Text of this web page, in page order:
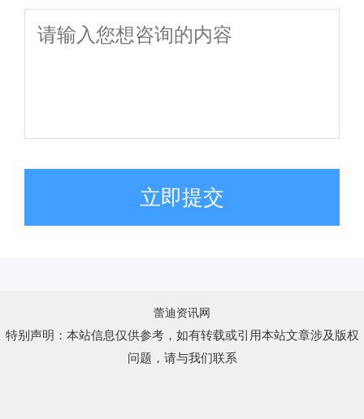
立即提交
蕾迪资讯网
特别声明：本站信息仅供参考，如有转载或引用本站文章涉及版权
问题，请与我们联系